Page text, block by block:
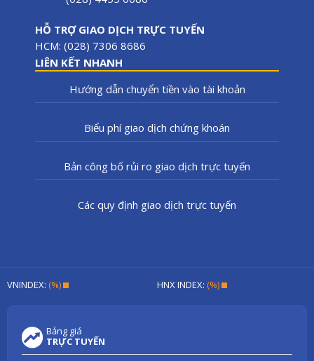
HỖ TRỢ GIAO DỊCH TRỰC TUYẾN
HCM: (028) 7306 8686
LIÊN KẾT NHANH
Hướng dẫn chuyển tiền vào tài khoản
Biểu phí giao dịch chứng khoán
Bản công bố rủi ro giao dịch trực tuyến
Các quy định giao dịch trực tuyến
VNINDEX: (%) HNX INDEX: (%)
Bảng giá
TRỰC TUYẾN